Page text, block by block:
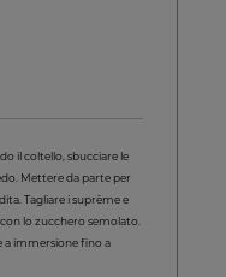
il coltello, sbucciare le
Mettere da parte per
Tagliare i suprême e
lo zucchero semolato.
a immersione fino a